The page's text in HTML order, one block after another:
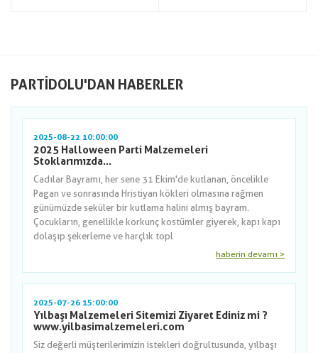
PARTIDOLU'DAN HABERLER
2025-08-22 10:00:00
2025 Halloween Parti Malzemeleri
Stoklarımızda...
Cadılar Bayramı, her sene 31 Ekim'de kutlanan, öncelikle
Pagan ve sonrasında Hristiyan kökleri olmasına rağmen
günümüzde seküler bir kutlama halini almış bayram.
Çocukların, genellikle korkunç kostümler giyerek, kapı kapı
dolaşıp şekerleme ve harçlık topl
haberin devamı >
2025-07-26 15:00:00
Yılbaşı Malzemeleri Sitemizi Ziyaret Ediniz mi ?
www.yilbasimalzemeleri.com
Siz değerli müşterilerimizin istekleri doğrultusunda, yılbaşı